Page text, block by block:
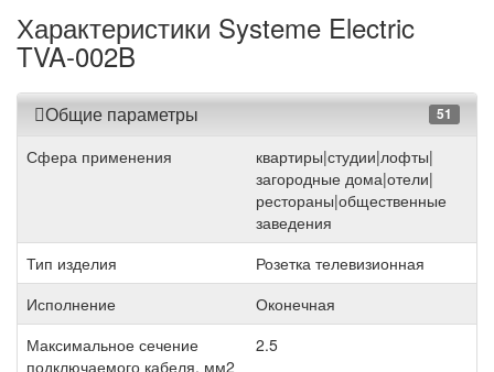
Характеристики Systeme Electric
TVA-002B
Общие параметры 51
Сфера применения
квартиры|студии|лофты|
загородные дома|отели|
рестораны|общественные
заведения
Тип изделия
Розетка телевизионная
Исполнение
Оконечная
Максимальное сечение
подключаемого кабеля, мм2
2.5